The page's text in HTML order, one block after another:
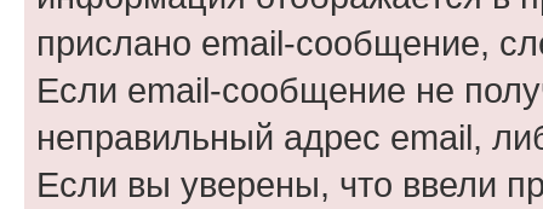
прислано email-сообщение,
Если email-сообщение не
неправильный адрес email,
Если вы уверены, что ввели